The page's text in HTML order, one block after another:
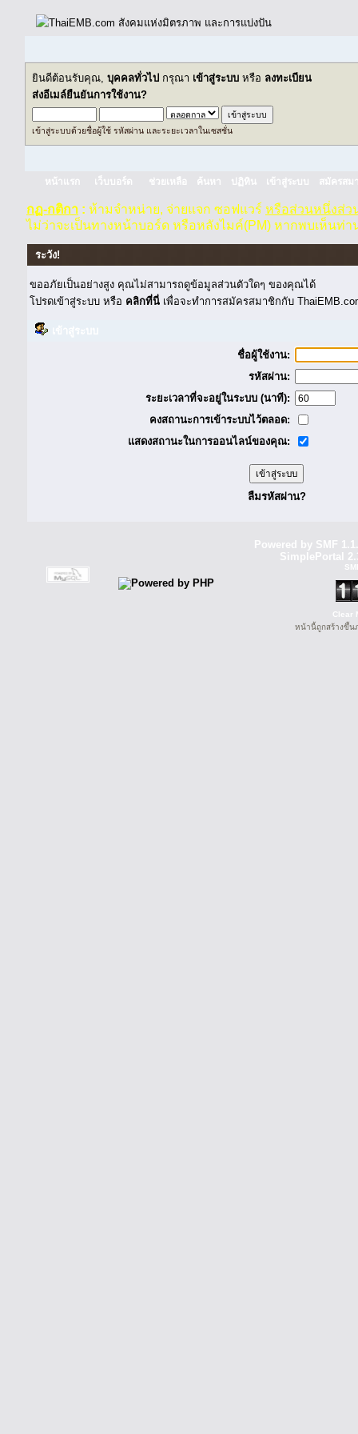
ยินดีต้อนรับคุณ, บุคคลทั่วไป กรุณา เข้าสู่ระบบ หรือ ลงทะเบียน
ส่งอีเมล์ยืนยันการใช้งาน?
เข้าสู่ระบบด้วยชื่อผู้ใช้ รหัสผ่าน และระยะเวลาในเซสชั่น
หน้าแรก เว็บบอร์ด ช่วยเหลือ ค้นหา ปฏิทิน เข้าสู่ระบบ สมัครสม
กฏ-กติกา : ห้ามจำหน่าย, จ่ายแจก ซอฟแวร์ หรือส่วนหนึ่งส่ว
ไม่ว่าจะเป็นทางหน้าบอร์ด หรือหลังไมค์(PM) หากพบเห็นท่า
ระวัง!
ขออภัยเป็นอย่างสูง คุณไม่สามารถดูข้อมูลส่วนตัวใดๆ ของคุณได้
โปรดเข้าสู่ระบบ หรือ คลิกที่นี่ เพื่อจะทำการสมัครสมาชิกกับ
ชื่อผู้ใช้งาน:
รหัสผ่าน:
ระยะเวลาที่จะอยู่ในระบบ (นาที):
คงสถานะการเข้าระบบไว้ตลอด:
แสดงสถานะในการออนไลน์ของคุณ:
ลืมรหัสผ่าน?
Powered by SMF
SimplePortal
Clear
หน้านี้ถูกสร้างขึ้น